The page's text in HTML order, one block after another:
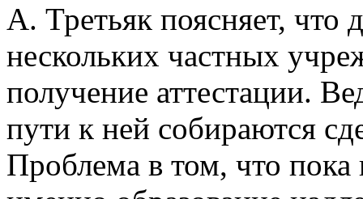
А. Третьяк поясняет, что
нескольких частных
получение аттестации.
пути к ней собираются
Проблема в том, что пока